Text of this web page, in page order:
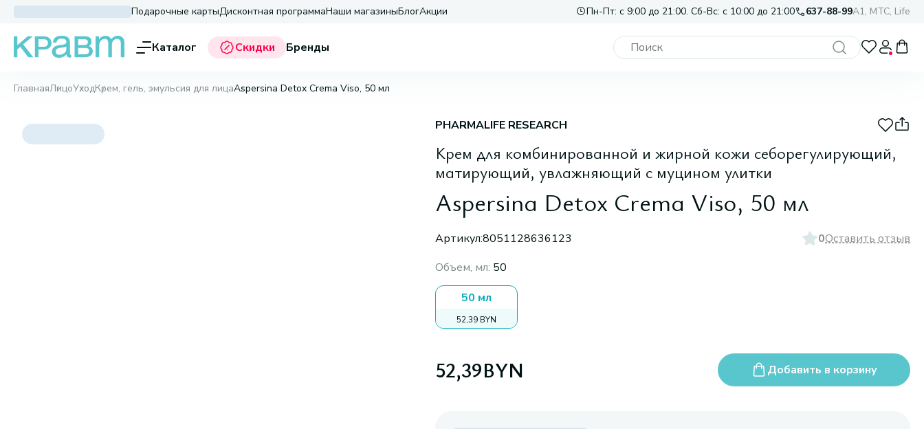
Подарочные картыДисконтная программаНаши магазиныБлогАкции Пн-Пт: с 9:00 до 21:00. Сб-Вс: с 10:00 до 21:00 637-88-99A1, МТС, Life
Каталог Скидки Бренды
ГлавнаяЛицоУходКрем, гель, эмульсия для лицаAspersina Detox Crema Viso, 50 мл
PHARMALIFE RESEARCH
Крем для комбинированной и жирной кожи себорегулирующий,
матирующий, увлажняющий с муцином улитки
Aspersina Detox Crema Viso, 50 мл
Артикул:8051128636123 0Оставить отзыв
Объем, мл: 50
50 мл
52,39 BYN
52,39BYN Добавить в корзину